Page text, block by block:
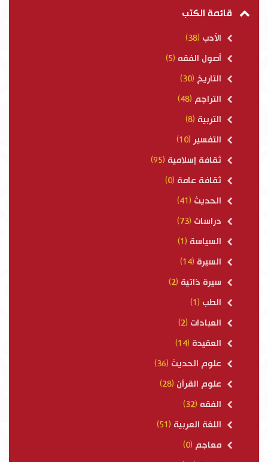
قائمة الكتب
الأدب (38)
أصول الفقه (5)
التاريخ (30)
التراجم (48)
التربية (8)
التفسير (10)
ثقافة إسلامية (95)
ثقافة عامة (0)
الحديث (41)
دراسات (73)
السياسة (1)
السيرة (14)
سيرة ذاتية (2)
الطب (1)
العبادات (2)
العقيدة (14)
علوم الحديث (36)
علوم القرآن (28)
الفقه (32)
اللغة العربية (51)
معاجم (0)